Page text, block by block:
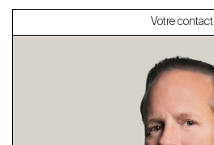
À propos
Nos experts
Votre contact